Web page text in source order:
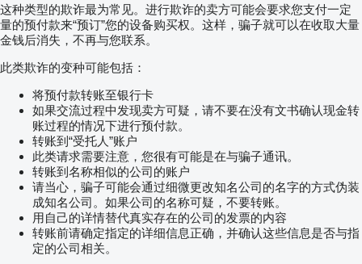
这种类型的欺诈最为常见。进行欺诈的卖方可能会要求您支付一定
量的预付款来“预订”您的设备购买权。这样，骗子就可以在收取大量
金钱后消失，不再与您联系。
此类欺诈的变种可能包括：
将预付款转账至银行卡
如果交流过程中发现卖方可疑，请不要在没有文书确认现金转
账过程的情况下进行预付款。
转账到“受托人”账户
此类请求需要注意，您很有可能是在与骗子通讯。
转账到名称相似的公司的账户
请当心，骗子可能会通过细微更改知名公司的名字的方式伪装
成知名公司。如果公司的名称可疑，不要转账。
用自己的详情替代真实存在的公司的发票的内容
转账前请确定指定的详细信息正确，并确认这些信息是否与指
定的公司相关。